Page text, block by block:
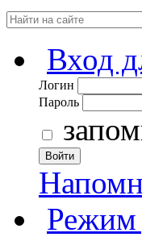
Вход
Логин
Пароль
Войти
Режим